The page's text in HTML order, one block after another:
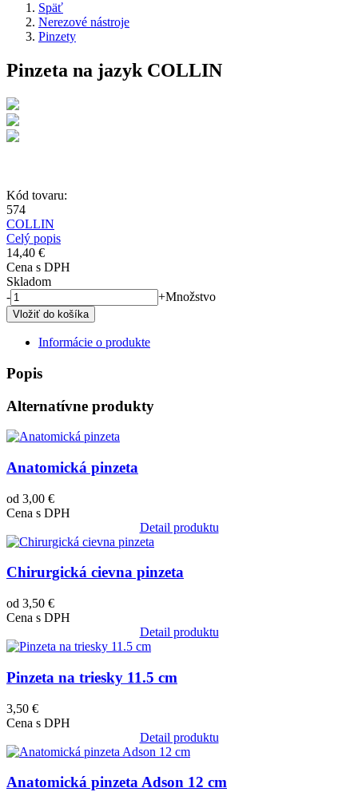
Späť
Nerezové nástroje
Pinzety
Pinzeta na jazyk COLLIN
Kód tovaru:
574
COLLIN
Celý popis
14,40 €
Cena s DPH
Skladom
-
+Množstvo
Informácie o produkte
Popis
Alternatívne produkty
Obrázok
Anatomická pinzeta
od 3,00 €
Cena s DPH
Detail produktu
Obrázok
Chirurgická cievna pinzeta
od 3,50 €
Cena s DPH
Detail produktu
Obrázok
Pinzeta na triesky 11.5 cm
3,50 €
Cena s DPH
Detail produktu
Obrázok
Anatomická pinzeta Adson 12 cm